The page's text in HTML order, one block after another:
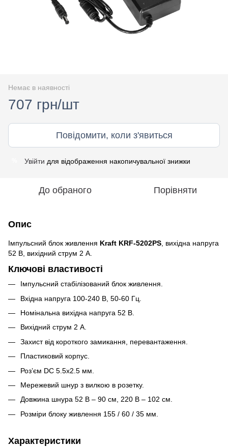
Немає в наявності
707 грн/шт
Повідомити, коли з'явиться
Увійти для відображення накопичувальної знижки
До обраного Порівняти
Опис
Імпульсний блок живлення Kraft KRF-5202PS , вихідна напруга
52 В, вихідний струм 2 А.
Ключові властивості
Імпульсний стабілізований блок живлення.
Вхідна напруга 100-240 В, 50-60 Гц.
Номінальна вихідна напруга 52 В.
Вихідний струм 2 А.
Захист від короткого замикання, перевантаження.
Пластиковий корпус.
Роз’єм DC 5.5x2.5 мм.
Мережевий шнур з вилкою в розетку.
Довжина шнура 52 В – 90 см, 220 В – 102 см.
Розміри блоку живлення 155 / 60 / 35 мм.
Характеристики